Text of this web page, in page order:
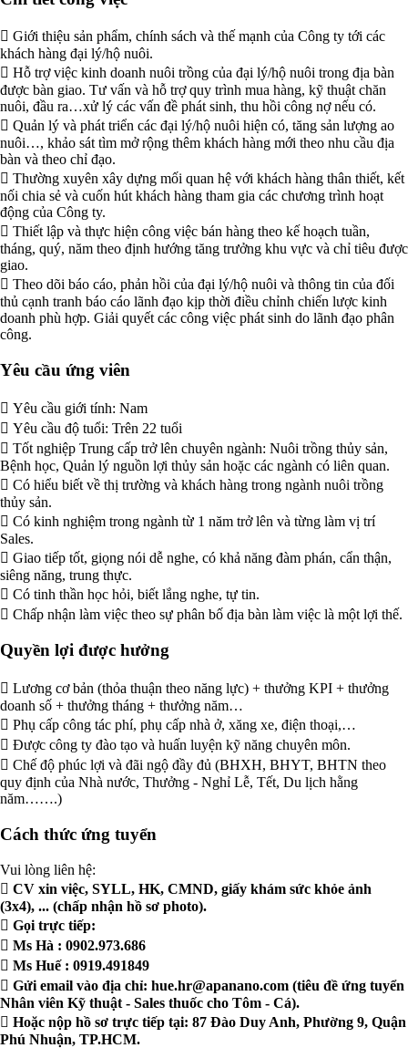
 Giới thiệu sản phẩm, chính sách và thế mạnh của Công ty tới các
khách hàng đại lý/hộ nuôi.
 Hỗ trợ việc kinh doanh nuôi trồng của đại lý/hộ nuôi trong địa bàn
được bàn giao. Tư vấn và hỗ trợ quy trình mua hàng, kỹ thuật chăn
nuôi, đầu ra…xử lý các vấn đề phát sinh, thu hồi công nợ nếu có.
 Quản lý và phát triển các đại lý/hộ nuôi hiện có, tăng sản lượng ao
nuôi…, khảo sát tìm mở rộng thêm khách hàng mới theo nhu cầu địa
bàn và theo chỉ đạo.
 Thường xuyên xây dựng mối quan hệ với khách hàng thân thiết, kết
nối chia sẻ và cuốn hút khách hàng tham gia các chương trình hoạt
động của Công ty.
 Thiết lập và thực hiện công việc bán hàng theo kế hoạch tuần,
tháng, quý, năm theo định hướng tăng trưởng khu vực và chỉ tiêu được
giao.
 Theo dõi báo cáo, phản hồi của đại lý/hộ nuôi và thông tin của đối
thủ cạnh tranh báo cáo lãnh đạo kịp thời điều chỉnh chiến lược kinh
doanh phù hợp. Giải quyết các công việc phát sinh do lãnh đạo phân
công.
Yêu cầu ứng viên
 Yêu cầu giới tính: Nam
 Yêu cầu độ tuổi: Trên 22 tuổi
 Tốt nghiệp Trung cấp trở lên chuyên ngành: Nuôi trồng thủy sản,
Bệnh học, Quản lý nguồn lợi thủy sản hoặc các ngành có liên quan.
 Có hiểu biết về thị trường và khách hàng trong ngành nuôi trồng
thủy sản.
 Có kinh nghiệm trong ngành từ 1 năm trở lên và từng làm vị trí
Sales.
 Giao tiếp tốt, giọng nói dễ nghe, có khả năng đàm phán, cẩn thận,
siêng năng, trung thực.
 Có tinh thần học hỏi, biết lắng nghe, tự tin.
 Chấp nhận làm việc theo sự phân bố địa bàn làm việc là một lợi thế.
Quyền lợi được hưởng
 Lương cơ bản (thỏa thuận theo năng lực) + thưởng KPI + thưởng
doanh số + thưởng tháng + thưởng năm…
 Phụ cấp công tác phí, phụ cấp nhà ở, xăng xe, điện thoại,…
 Được công ty đào tạo và huấn luyện kỹ năng chuyên môn.
 Chế độ phúc lợi và đãi ngộ đầy đủ (BHXH, BHYT, BHTN theo
quy định của Nhà nước, Thưởng - Nghỉ Lễ, Tết, Du lịch hằng
năm…….)
Cách thức ứng tuyển
Vui lòng liên hệ:
 CV xin việc, SYLL, HK, CMND, giấy khám sức khỏe ảnh
(3x4), ... (chấp nhận hồ sơ photo).
 Gọi trực tiếp:
 Ms Hà : 0902.973.686
 Ms Huế : 0919.491849
 Gửi email vào địa chỉ: hue.hr@apanano.com (tiêu đề ứng tuyển
Nhân viên Kỹ thuật - Sales thuốc cho Tôm - Cá).
 Hoặc nộp hồ sơ trực tiếp tại: 87 Đào Duy Anh, Phường 9, Quận
Phú Nhuận, TP.HCM.